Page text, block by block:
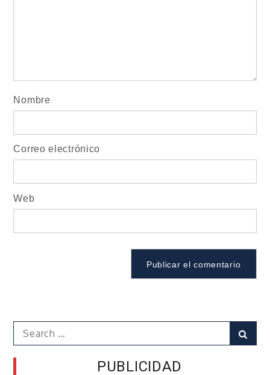
Nombre
Correo electrónico
Web
Search
for:
PUBLICIDAD